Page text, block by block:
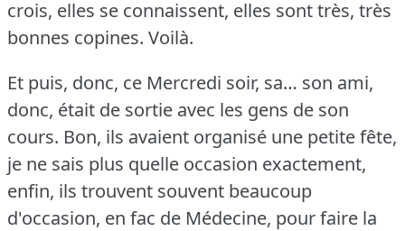
crois, elles se connaissent, elles sont très, très
bonnes copines. Voilà.
Et puis, donc, ce Mercredi soir, sa… son ami,
donc, était de sortie avec les gens de son
cours. Bon, ils avaient organisé une petite fête,
je ne sais plus quelle occasion exactement,
enfin, ils trouvent souvent beaucoup
d'occasion, en fac de Médecine, pour faire la